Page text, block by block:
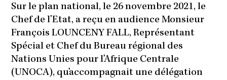
Sur le plan national, le 26 novembre 2021, le
Chef de l’Etat, a reçu en audience Monsieur
François LOUNCENY FALL, Représentant
Spécial et Chef du Bureau régional des
Nations Unies pour l’Afrique Centrale
(UNOCA), qu’accompagnait une délégation